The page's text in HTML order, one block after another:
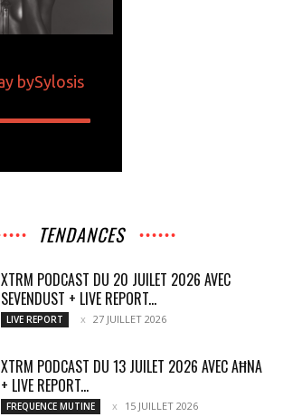
TENDANCES
XTRM PODCAST DU 20 JUILET 2026 AVEC
SEVENDUST + LIVE REPORT...
LIVE REPORT 27 JUILLET 2026
XTRM PODCAST DU 13 JUILET 2026 AVEC AĦNA
+ LIVE REPORT...
FREQUENCE MUTINE 15 JUILLET 2026